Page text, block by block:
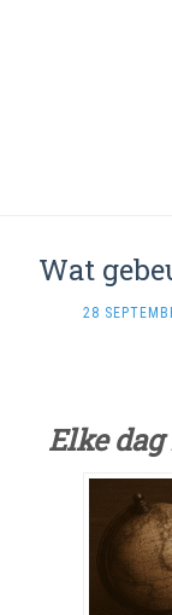
Wat
28
Elke